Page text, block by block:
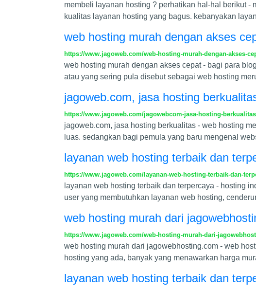
membeli layanan hosting ? perhatikan hal-hal berikut
kualitas layanan hosting yang bagus. kebanyakan
web hosting murah dengan akses
https://www.jagoweb.com/web-hosting-murah-dengan-akses-
web hosting murah dengan akses cepat - bagi para
atau yang sering pula disebut sebagai web hosting
jagoweb.com, jasa hosting
https://www.jagoweb.com/jagowebcom-jasa-hosting-berkualitas
jagoweb.com, jasa hosting berkualitas - web hosting
luas. sedangkan bagi pemula yang baru mengenal
layanan web hosting terbaik dan
https://www.jagoweb.com/layanan-web-hosting-terbaik-dan-
layanan web hosting terbaik dan terpercaya - hosting
user yang membutuhkan layanan web hosting,
web hosting murah dari
https://www.jagoweb.com/web-hosting-murah-dari-
web hosting murah dari jagowebhosting.com - web
hosting yang ada, banyak yang menawarkan harga
layanan web hosting terbaik dan